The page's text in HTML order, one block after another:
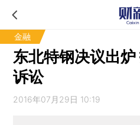
金融
东北特钢决议出
诉讼
2016年07月29日 10:19